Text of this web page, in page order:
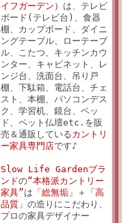
イフガーデン） は、テレビ
ボード(テレビ台)、食器
棚、カップボード、ダイニ
ングテーブル、ローテーブ
ル、こたつ、キッチンカウ
ンター、キャビネット、レ
ンジ台、洗面台、吊り戸
棚、下駄箱、電話台、チェ
スト、本棚、パソコンデス
ク、学習机、鏡台、ベッ
ド、ペット仏壇etc.を販
売＆通販しているカントリ
ー家具専門店です♪
Slow Life Gardenブラ
ンドの“本格派カントリー
家具”は 「総無垢」 ＋
「高
品質」 の造りにこだわり、
プロの家具デザイナー